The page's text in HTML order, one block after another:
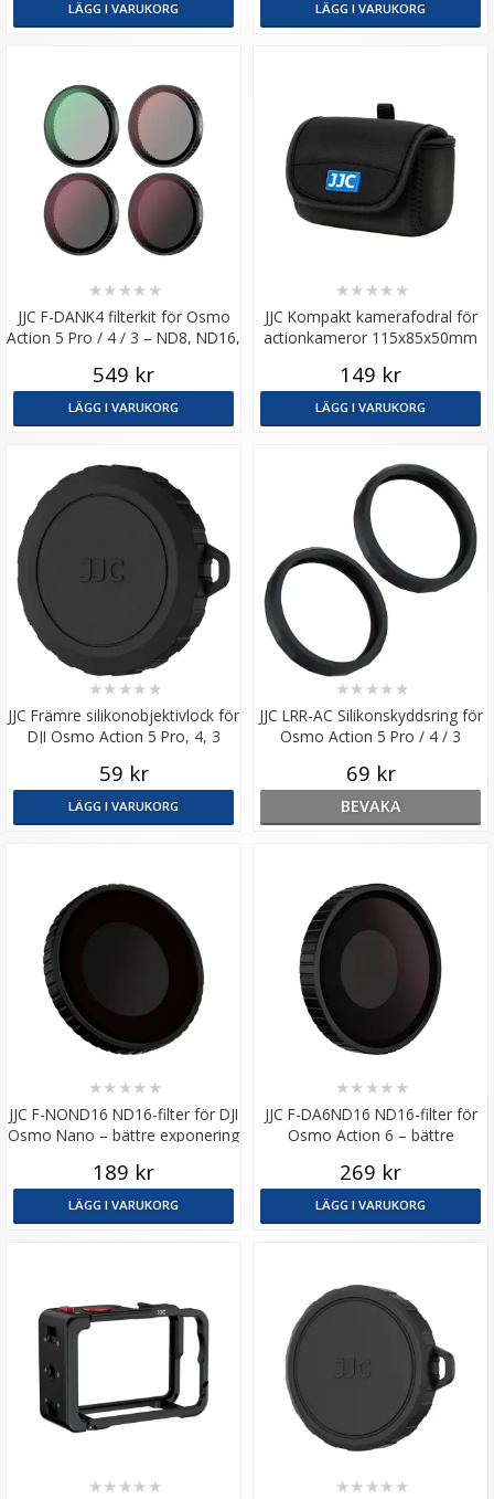
LÄGG I VARUKORG LÄGG I VARUKORG
JJC F-DANK4 filterkit för Osmo
Action 5 Pro / 4 / 3 – ND8, ND16,
★★ ★★ ★
549 kr
LÄGG I VARUKORG
JJC Kompakt kamerafodral för
actionkameror 115x85x50mm
★★ ★★ ★
149 kr
LÄGG I VARUKORG
JJC Främre silikonobjektivlock för
DJI Osmo Action 5 Pro, 4, 3
★★ ★★ ★
59 kr
LÄGG I VARUKORG
JJC LRR-AC Silikonskyddsring för
Osmo Action 5 Pro / 4 / 3
★★ ★★ ★
69 kr
BEVAKA
JJC F-NOND16 ND16-filter för DJI
Osmo Nano – bättre exponering
★★ ★★ ★
189 kr
LÄGG I VARUKORG
JJC F-DA6ND16 ND16-filter för
Osmo Action 6 – bättre
★★ ★★ ★
269 kr
LÄGG I VARUKORG
★★ ★★ ★ ★★ ★★ ★